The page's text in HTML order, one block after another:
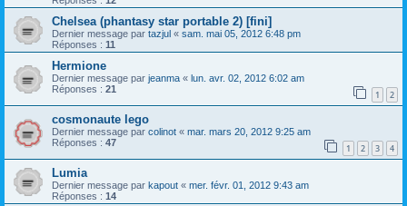
Chelsea (phantasy star portable 2) [fini]
Dernier message par tazjul « sam. mai 05, 2012 6:48 pm
Réponses : 11
Hermione
Dernier message par jeanma « lun. avr. 02, 2012 6:02 am
Réponses : 21 1 2
cosmonaute lego
Dernier message par colinot « mar. mars 20, 2012 9:25 am
Réponses : 47 1 2 3 4
Lumia
Dernier message par kapout « mer. févr. 01, 2012 9:43 am
Réponses : 14